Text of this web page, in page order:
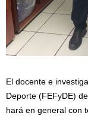
El docente e
Deporte (FEFyDE)
hará en general con